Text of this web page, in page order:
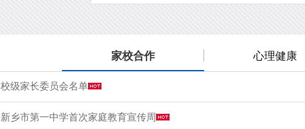
家校合作 心理健康
校级家长委员会名单
新乡市第一中学首次家庭教育宣传周